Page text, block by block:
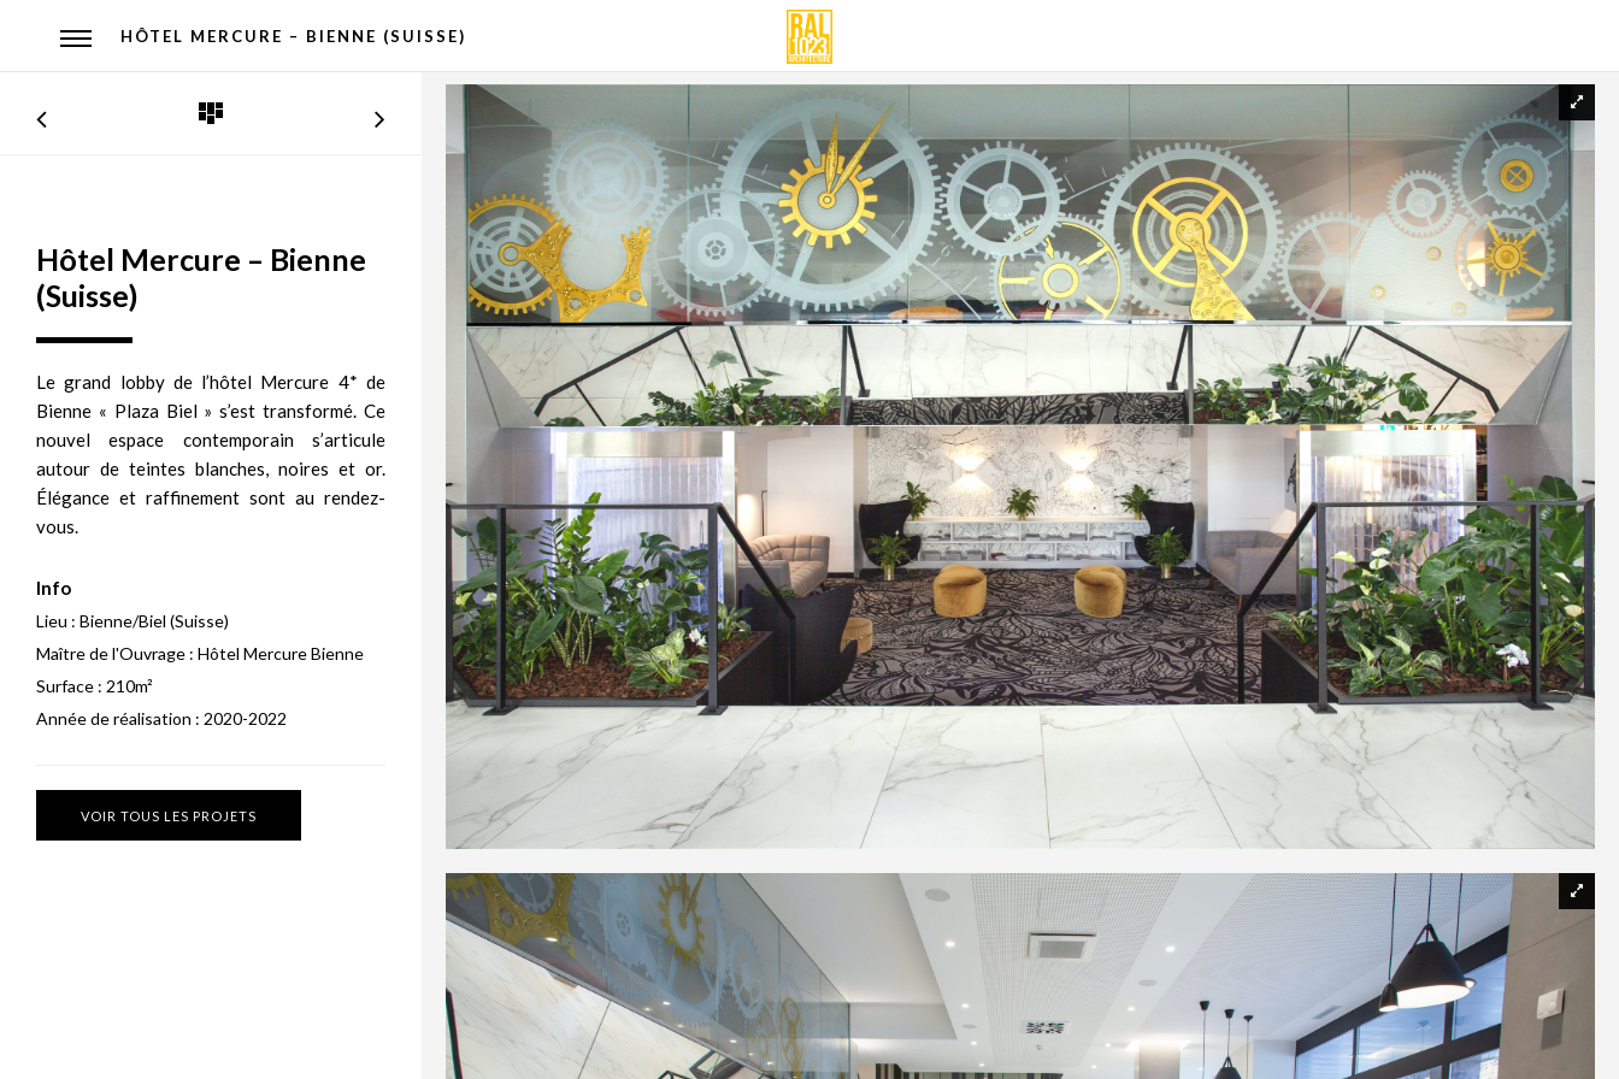
HÔTEL MERCURE – BIENNE (SUISSE)
Hôtel Mercure – Bienne
(Suisse)
Le grand lobby de l’hôtel Mercure 4* de
Bienne « Plaza Biel » s’est transformé. Ce
nouvel espace contemporain s’articule
autour de teintes blanches, noires et or.
Élégance et raffinement sont au rendez-
vous.
Info
Lieu : Bienne/Biel (Suisse)
Maître de l'Ouvrage : Hôtel Mercure Bienne
Surface : 210m²
Année de réalisation : 2020-2022
VOIR TOUS LES PROJETS